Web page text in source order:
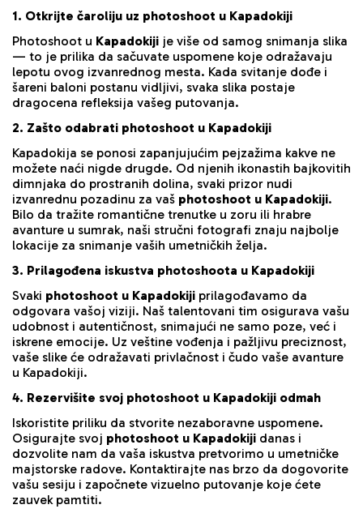
1. Otkrijte čaroliju uz photoshoot u Kapadokiji
Photoshoot u Kapadokiji je više od samog snimanja slika
— to je prilika da sačuvate uspomene koje odražavaju
lepotu ovog izvanrednog mesta. Kada svitanje dođe i
šareni baloni postanu vidljivi, svaka slika postaje
dragocena refleksija vašeg putovanja.
2. Zašto odabrati photoshoot u Kapadokiji
Kapadokija se ponosi zapanjujućim pejzažima kakve ne
možete naći nigde drugde. Od njenih ikonastih bajkovitih
dimnjaka do prostranih dolina, svaki prizor nudi
izvanrednu pozadinu za vaš photoshoot u Kapadokiji.
Bilo da tražite romantične trenutke u zoru ili hrabre
avanture u sumrak, naši stručni fotografi znaju najbolje
lokacije za snimanje vaših umetničkih želja.
3. Prilagođena iskustva photoshoota u Kapadokiji
Svaki photoshoot u Kapadokiji prilagođavamo da
odgovara vašoj viziji. Naš talentovani tim osigurava vašu
udobnost i autentičnost, snimajući ne samo poze, već i
iskrene emocije. Uz veštine vođenja i pažljivu preciznost,
vaše slike će odražavati privlačnost i čudo vaše avanture
u Kapadokiji.
4. Rezervišite svoj photoshoot u Kapadokiji odmah
Iskoristite priliku da stvorite nezaboravne uspomene.
Osigurajte svoj photoshoot u Kapadokiji danas i
dozvolite nam da vaša iskustva pretvorimo u umetničke
majstorske radove. Kontaktirajte nas brzo da dogovorite
vašu sesiju i započnete vizuelno putovanje koje ćete
zauvek pamtiti.